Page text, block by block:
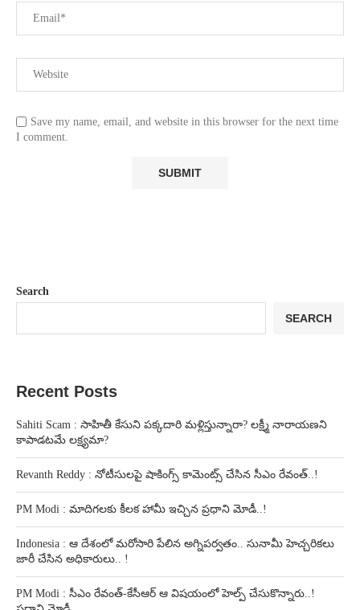
Save my name, email, and website in this browser for the next time
I comment.
Search
SEARCH
Recent Posts
Sahiti Scam : సాహితీ కేసుని పక్కదారి మళ్లిస్తున్నారా? లక్ష్మీ నారాయణని
కాపాడటమే లక్ష్యమా?
Revanth Reddy : నోటీసులపై షాకింగ్స్ కామెంట్స్ చేసిన సీఎం రేవంత్..!
PM Modi : మాదిగలకు కీలక హామీ ఇచ్చిన ప్రధాని మోడీ..!
Indonesia : ఆ దేశంలో మరోసారి పేలిన అగ్నిపర్వతం.. సునామీ హెచ్చరికలు
జారీ చేసిన అధికారులు.. !
PM Modi : సీఎం రేవంత్-కేసీఆర్ ఆ విషయంలో హెల్ప్ చేసుకొన్నారు..!